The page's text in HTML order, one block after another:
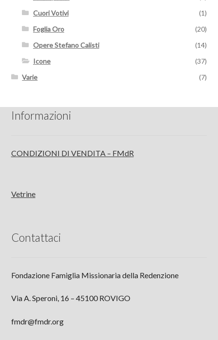
Cuori Votivi
(1)
Foglia Oro
(20)
Opere Stefano Calisti
(14)
Icone
(37)
Varie
(7)
Informazioni
CONDIZIONI DI VENDITA – FMdR
Vetrine
Contattaci
Fondazione Famiglia Missionaria della Redenzione
Via A. Speroni, 16 – 45100 ROVIGO
fmdr@fmdr.org